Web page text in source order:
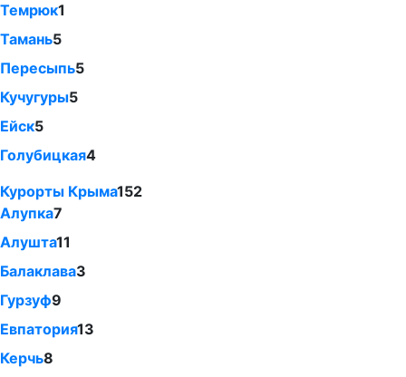
Темрюк1
Тамань5
Пересыпь5
Кучугуры5
Ейск5
Голубицкая4
Курорты Крыма152
Алупка7
Алушта11
Балаклава3
Гурзуф9
Евпатория13
Керчь8